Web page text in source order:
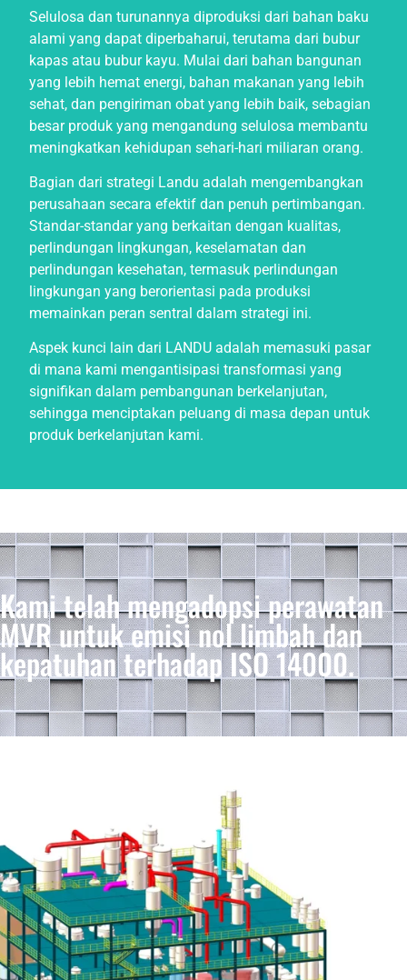
Selulosa dan turunannya diproduksi dari bahan baku
alami yang dapat diperbaharui, terutama dari bubur
kapas atau bubur kayu. Mulai dari bahan bangunan
yang lebih hemat energi, bahan makanan yang lebih
sehat, dan pengiriman obat yang lebih baik, sebagian
besar produk yang mengandung selulosa membantu
meningkatkan kehidupan sehari-hari miliaran orang.
Bagian dari strategi Landu adalah mengembangkan
perusahaan secara efektif dan penuh pertimbangan.
Standar-standar yang berkaitan dengan kualitas,
perlindungan lingkungan, keselamatan dan
perlindungan kesehatan, termasuk perlindungan
lingkungan yang berorientasi pada produksi
memainkan peran sentral dalam strategi ini.
Aspek kunci lain dari LANDU adalah memasuki pasar
di mana kami mengantisipasi transformasi yang
signifikan dalam pembangunan berkelanjutan,
sehingga menciptakan peluang di masa depan untuk
produk berkelanjutan kami.
Kami telah mengadopsi perawatan
MVR untuk emisi nol limbah dan
kepatuhan terhadap ISO 14000.